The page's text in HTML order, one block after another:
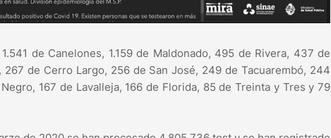
de Canelones, 1.159 de Maldonado, 495 de Rivera, 437 de
de Cerro Largo, 256 de San José, 249 de Tacuarembó, 244
167 de Lavalleja, 166 de Florida, 85 de Treinta y Tres y 79